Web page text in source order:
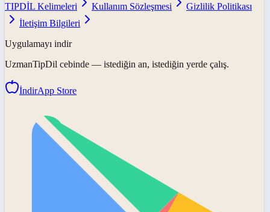
TIPDİL Kelimeleri
Kullanım Sözleşmesi
Gizlilik Politikası
İletişim Bilgileri
Uygulamayı indir
UzmanTipDil cebinde — istediğin an, istediğin yerde çalış.
İndirApp Store